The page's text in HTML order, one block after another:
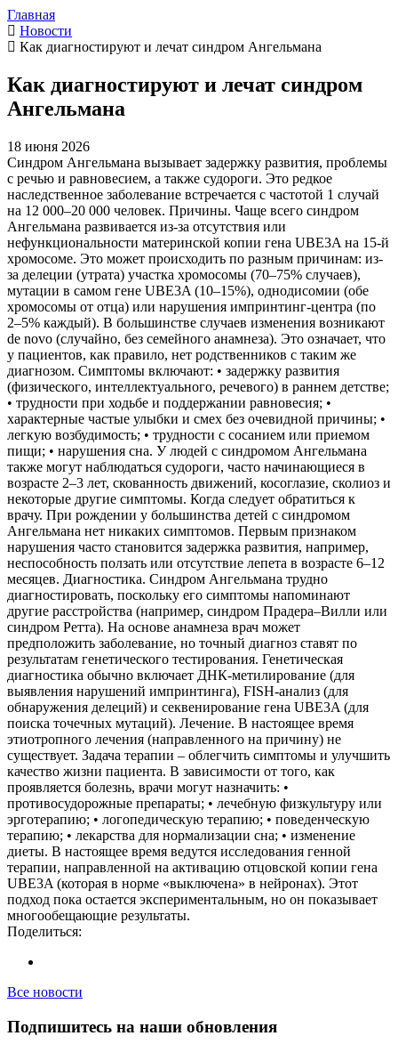
Главная
Новости
Как диагностируют и лечат синдром Ангельмана
Как диагностируют и лечат синдром
Ангельмана
18 июня 2026
Синдром Ангельмана вызывает задержку развития, проблемы
с речью и равновесием, а также судороги. Это редкое
наследственное заболевание встречается с частотой 1 случай
на 12 000–20 000 человек. Причины. Чаще всего синдром
Ангельмана развивается из-за отсутствия или
нефункциональности материнской копии гена UBE3A на 15-й
хромосоме. Это может происходить по разным причинам: из-
за делеции (утрата) участка хромосомы (70–75% случаев),
мутации в самом гене UBE3A (10–15%), однодисомии (обе
хромосомы от отца) или нарушения импринтинг-центра (по
2–5% каждый). В большинстве случаев изменения возникают
de novo (случайно, без семейного анамнеза). Это означает, что
у пациентов, как правило, нет родственников с таким же
диагнозом. Симптомы включают: • задержку развития
(физического, интеллектуального, речевого) в раннем детстве;
• трудности при ходьбе и поддержании равновесия; •
характерные частые улыбки и смех без очевидной причины; •
легкую возбудимость; • трудности с сосанием или приемом
пищи; • нарушения сна. У людей с синдромом Ангельмана
также могут наблюдаться судороги, часто начинающиеся в
возрасте 2–3 лет, скованность движений, косоглазие, сколиоз и
некоторые другие симптомы. Когда следует обратиться к
врачу. При рождении у большинства детей с синдромом
Ангельмана нет никаких симптомов. Первым признаком
нарушения часто становится задержка развития, например,
неспособность ползать или отсутствие лепета в возрасте 6–12
месяцев. Диагностика. Синдром Ангельмана трудно
диагностировать, поскольку его симптомы напоминают
другие расстройства (например, синдром Прадера–Вилли или
синдром Ретта). На основе анамнеза врач может
предположить заболевание, но точный диагноз ставят по
результатам генетического тестирования. Генетическая
диагностика обычно включает ДНК-метилирование (для
выявления нарушений импринтинга), FISH-анализ (для
обнаружения делеций) и секвенирование гена UBE3A (для
поиска точечных мутаций). Лечение. В настоящее время
этиотропного лечения (направленного на причину) не
существует. Задача терапии – облегчить симптомы и улучшить
качество жизни пациента. В зависимости от того, как
проявляется болезнь, врачи могут назначить: •
противосудорожные препараты; • лечебную физкультуру или
эрготерапию; • логопедическую терапию; • поведенческую
терапию; • лекарства для нормализации сна; • изменение
диеты. В настоящее время ведутся исследования генной
терапии, направленной на активацию отцовской копии гена
UBE3A (которая в норме «выключена» в нейронах). Этот
подход пока остается экспериментальным, но он показывает
многообещающие результаты.
Поделиться:
Все новости
Подпишитесь на наши обновления